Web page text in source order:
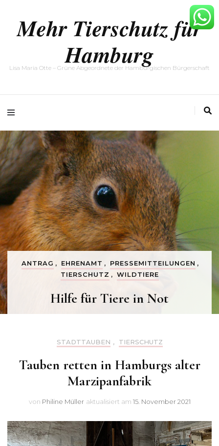
Mehr Tierschutz für
Hamburg
Lisa Maria Otte – Grüne Abgeordnete der Hamburgischen Bürgerschaft
ANTRAG , EHRENAMT , PRESSEMITTEILUNGEN ,
TIERSCHUTZ , WILDTIERE
Hilfe für Tiere in Not
STADTTAUBEN , TIERSCHUTZ
Tauben retten in Hamburgs alter
Marzipanfabrik
von Philine Müller aktualisiert am 15. November 2021